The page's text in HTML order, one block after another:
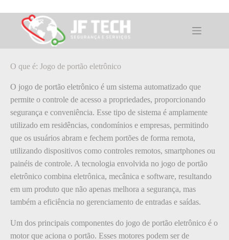
para
conteúdoO que é: Jogo de portão eletrônico
O que é: Jogo de portão eletrônico
O jogo de portão eletrônico é um sistema automatizado que
permite o controle de acesso a propriedades, proporcionando
segurança e conveniência. Esse tipo de sistema é amplamente
utilizado em residências, condomínios e empresas, permitindo
que os usuários abram e fechem portões de forma remota,
utilizando dispositivos como controles remotos, smartphones ou
painéis de controle. A tecnologia envolvida no jogo de portão
eletrônico combina eletrônica, mecânica e software, resultando
em um produto que não apenas melhora a segurança, mas
também a eficiência no gerenciamento de entradas e saídas.
Um dos principais componentes do jogo de portão eletrônico é o
motor que aciona o portão. Esses motores podem ser de